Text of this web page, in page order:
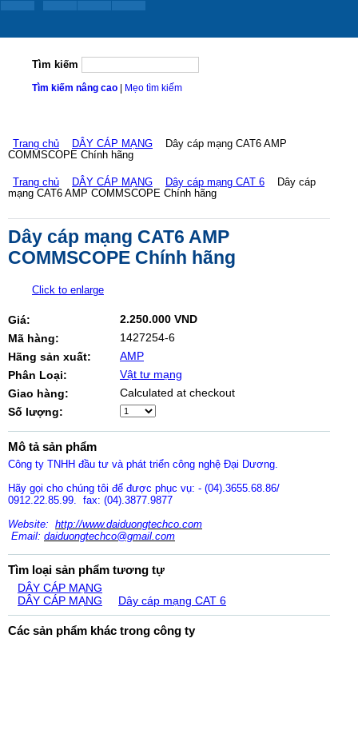
Tìm kiếm
Tìm kiếm nâng cao| Mẹo tìm kiếm
Trang chủ DÂY CÁP MẠNG
Dây cáp mạng CAT6 AMP
COMMSCOPE Chính hãng
Trang chủ DÂY CÁP MẠNG Dây cáp mạng CAT 6
Dây cáp
mạng CAT6 AMP COMMSCOPE Chính hãng
Dây cáp mạng CAT6 AMP
COMMSCOPE Chính hãng
Click to enlarge
Giá:
2.250.000 VND
Mã hàng:
1427254-6
Hãng sản xuất:
AMP
Phân Loại:
Vật tư mạng
Giao hàng:
Calculated at checkout
Số lượng:
Mô tả sản phẩm
Công ty TNHH đầu tư và phát triển công nghệ Đại Dương.
Hãy gọi cho chúng tôi để được phục vụ: - (04).3655.68.86/
0912.22.85.99. fax: (04).3877.9877
Website: http://www.daiduongtechco.com
Email: daiduongtechco@gmail.com
Tìm loại sản phẩm tương tự
DÂY CÁP MẠNG
DÂY CÁP MẠNG
Dây cáp mạng CAT 6
Các sản phẩm khác trong công ty